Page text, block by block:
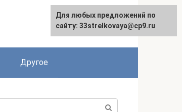
Другое
Для любых предложений по
сайту: 33strelkovaya@cp9.ru